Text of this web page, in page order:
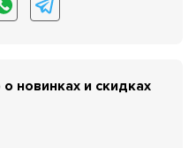
новинках и скидках